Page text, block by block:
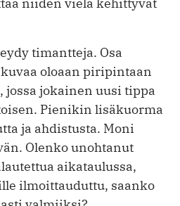
niiden vielä kehittyvät
timantteja. Osa
oloaan piripintaan
jokainen uusi tippa
Pienikin lisäkuorma
ja ahdistusta. Moni
Olenko unohtanut
aikataulussa,
ilmoittauduttu, saanko